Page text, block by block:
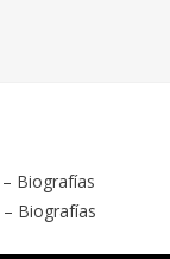
– Biografías
– Biografías